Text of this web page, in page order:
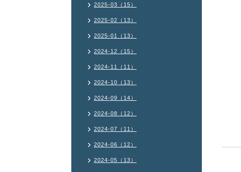
2025-03（15）
2025-02（13）
2025-01（13）
2024-12（15）
2024-11（11）
2024-10（13）
2024-09（14）
2024-08（12）
2024-07（11）
2024-06（12）
2024-05（13）